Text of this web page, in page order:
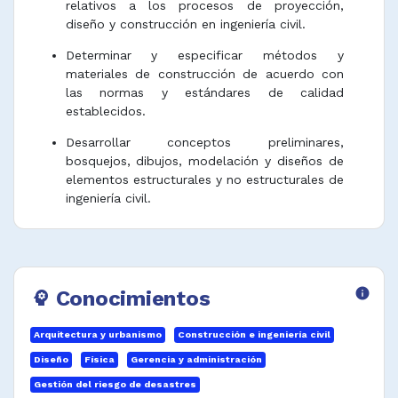
relativos a los procesos de proyección,
diseño y construcción en ingeniería civil.
Determinar y especificar métodos y
materiales de construcción de acuerdo con
las normas y estándares de calidad
establecidos.
Desarrollar conceptos preliminares,
bosquejos, dibujos, modelación y diseños de
elementos estructurales y no estructurales de
ingeniería civil.
Dirigir análisis técnicos de campo para
muestras de suelos y rocas, hidrológicos,
informes relacionados.
Planear y asesorar proyectos de edificación e
infraestructura de concreto, acero y otros
materiales; destinadas a vivienda, industria y
otros usos.
psychology Conocimientos info
Arquitectura y urbanismo Construcción e ingeniería civil
Diseño Física Gerencia y administración
Gestión del riesgo de desastres